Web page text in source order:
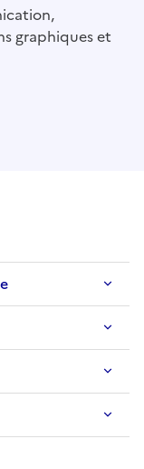
graphiques et